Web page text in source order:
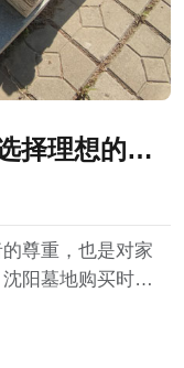
择理想的安
尊重，也是对家
阳墓地购买时应